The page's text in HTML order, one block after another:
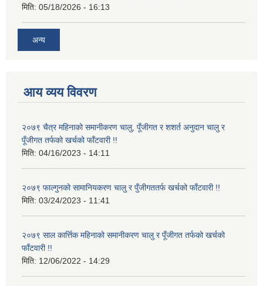
मिति: 05/18/2026 - 16:13
अन्य
आय व्यय विवरण
२०७९ चैत्र महिनाको समानीकरण चालु, पूँजीगत र शशर्त अनुदान चालु र
पूँजीगत तर्फको खर्चको फाँटवारी !!
मिति: 04/16/2023 - 14:11
२०७९ फाल्गुनको सामानियकरण चालु र पुँजीगततर्फ खर्चको फाँटवारी !!
मिति: 03/24/2023 - 11:41
२०७९ साल कार्त्तिक महिनाको समानीकरण चालु र पूँजीगत तर्फको खर्चको
फाँटवारी !!
मिति: 12/06/2022 - 14:29